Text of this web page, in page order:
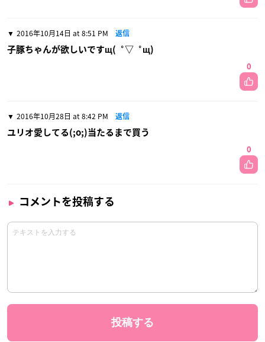
2016年10月14日 at 8:51 PM 返信
子豚ちゃんが欲しいですщ(゜▽゜щ)
0
2016年10月28日 at 8:42 PM 返信
ユリオ愛してる(;o;)当たるまで買う
0
コメントを投稿する